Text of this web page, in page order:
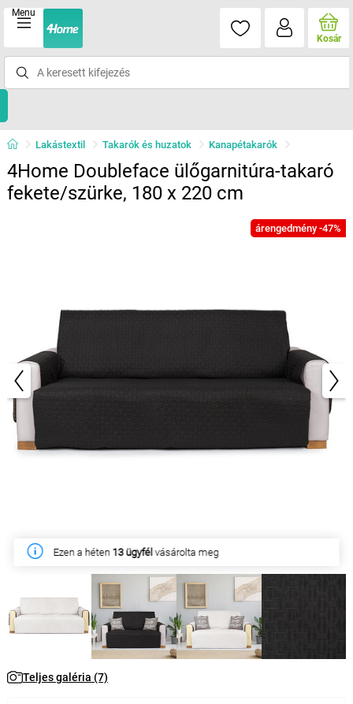
Menu
Kosár
Lakástextil Takarók és huzatok Kanapétakarók
4Home Doubleface ülőgarnitúra-takaró
fekete/szürke, 180 x 220 cm
árengedmény -47%
Ezen a héten 13 ügyfél vásárolta meg
Teljes galéria (7)